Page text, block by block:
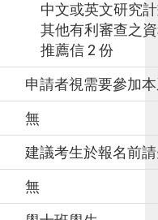
中文或英文研究
其他有利審查之
推薦信 2 份
申請者視需要參加
無
建議考生於報名前
無